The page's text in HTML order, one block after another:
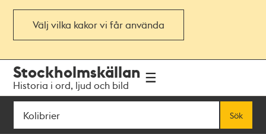
Välj vilka kakor vi får använda
navigationen
huvudinnehållet
Stockholmskällan
Historia i ord, ljud och bild
Sök
Sök